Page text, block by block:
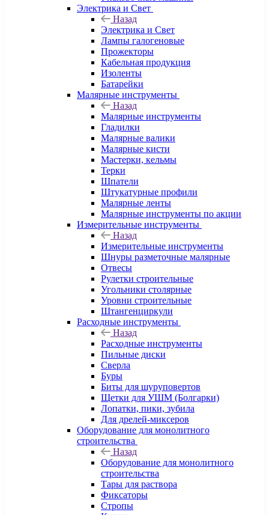
Электрика и Свет
Назад
Электрика и Свет
Лампы галогеновые
Прожекторы
Кабельная продукция
Изоленты
Батарейки
Малярные инструменты
Назад
Малярные инструменты
Гладилки
Малярные валики
Малярные кисти
Мастерки, кельмы
Терки
Шпатели
Штукатурные профили
Малярные ленты
Малярные инструменты по акции
Измерительные инструменты
Назад
Измерительные инструменты
Шнуры разметочные малярные
Отвесы
Рулетки строительные
Угольники столярные
Уровни строительные
Штангенциркули
Расходные инструменты
Назад
Расходные инструменты
Пильные диски
Сверла
Буры
Биты для шуруповертов
Щетки для УШМ (Болгарки)
Лопатки, пики, зубила
Для дрелей-миксеров
Оборудование для монолитного
строительства
Назад
Оборудование для монолитного
строительства
Тары для раствора
Фиксаторы
Стропы